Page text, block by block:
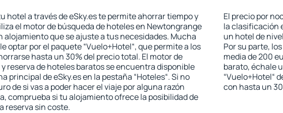
hotel a través de eSky.es te permite ahorrar tiempo y
el motor de búsqueda de hoteles en Newtongrange
alojamiento que se ajuste a tus necesidades. Mucha
optar por el paquete “Vuelo+Hotel“, que permite a los
hasta un 30% del precio total. El motor de
reserva de hoteles baratos se encuentra disponible
principal de eSky.es en la pestaña “Hoteles“. Si no
de si vas a poder hacer el viaje por alguna razón
comprueba si tu alojamiento ofrece la posibilidad de
reserva sin coste.
El precio por
la clasificación
un hotel de
Por su parte,
media de 200
barato, échale
“Vuelo+Hotel“
con hasta un